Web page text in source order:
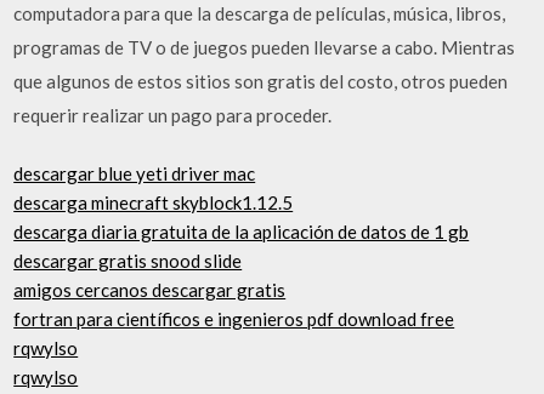
computadora para que la descarga de películas, música, libros,
programas de TV o de juegos pueden llevarse a cabo. Mientras
que algunos de estos sitios son gratis del costo, otros pueden
requerir realizar un pago para proceder.
descargar blue yeti driver mac
descarga minecraft skyblock1.12.5
descarga diaria gratuita de la aplicación de datos de 1 gb
descargar gratis snood slide
amigos cercanos descargar gratis
fortran para científicos e ingenieros pdf download free
rqwylso
rqwylso